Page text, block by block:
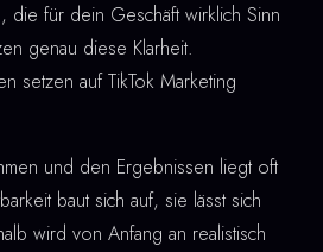
die für dein Geschäft wirklich Sinn
genau diese Klarheit.
setzen auf TikTok Marketing
und den Ergebnissen liegt oft
baut sich auf, sie lässt sich
wird von Anfang an realistisch